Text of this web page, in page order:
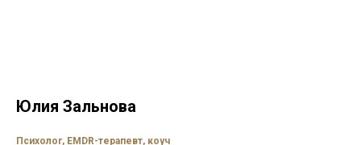
Юлия Зальнова
Психолог, EMDR-терапевт, коуч